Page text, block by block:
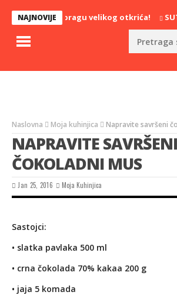
NAJNOVIJE
Naučnici na pragu velikog otkrića!
Naslovna Moja kuhinjica Napravite savršeni
NAPRAVITE SAVRŠENI
ČOKOLADNI MUS
Jan 25, 2016 Moja Kuhinjica
Sastojci:
• slatka pavlaka 500 ml
• crna čokolada 70% kakaa 200 g
• jaja 5 komada